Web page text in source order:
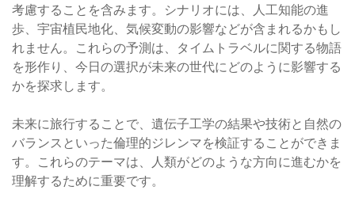
考慮することを含みます。シナリオには、人工知能の進
歩、宇宙植民地化、気候変動の影響などが含まれるかもし
れません。これらの予測は、タイムトラベルに関する物語
を形作り、今日の選択が未来の世代にどのように影響する
かを探求します。
未来に旅行することで、遺伝子工学の結果や技術と自然の
バランスといった倫理的ジレンマを検証することができま
す。これらのテーマは、人類がどのような方向に進むかを
理解するために重要です。